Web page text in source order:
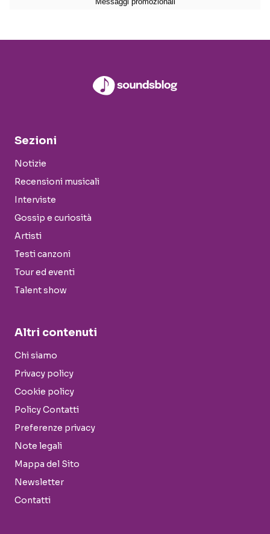
Sezioni
Notizie
Recensioni musicali
Interviste
Gossip e curiosità
Artisti
Testi canzoni
Tour ed eventi
Talent show
Altri contenuti
Chi siamo
Privacy policy
Cookie policy
Policy Contatti
Preferenze privacy
Note legali
Mappa del Sito
Newsletter
Contatti